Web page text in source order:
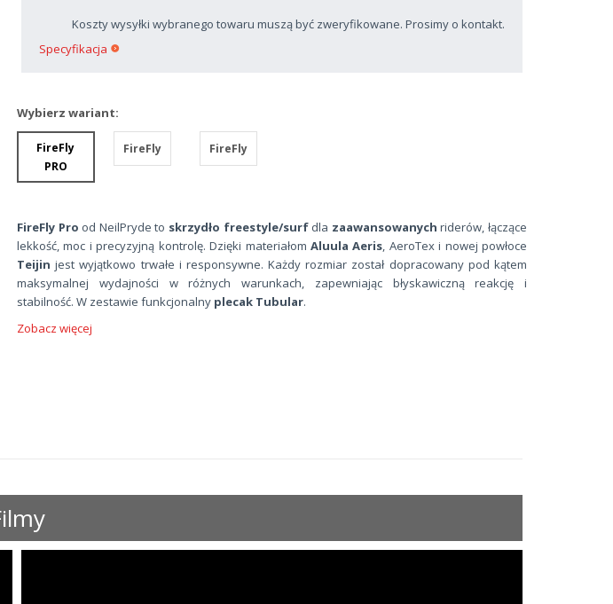
Koszty wysyłki wybranego towaru muszą być zweryfikowane. Prosimy o kontakt.
Specyfikacja
Wybierz wariant:
FireFly
PRO
FireFly FireFly
FireFly Pro od NeilPryde to skrzydło freestyle/surfdla zaawansowanychriderów, łączące
lekkość, moc i precyzyjną kontrolę. Dzięki materiałom Aluula Aeris, AeroTex i nowej powłoce
Teijinjest wyjątkowo trwałe i responsywne. Każdy rozmiar został dopracowany pod kątem
maksymalnej wydajności w różnych warunkach, zapewniając błyskawiczną reakcję i
stabilność. W zestawie funkcjonalny plecak Tubular.
Zobacz więcej
Filmy